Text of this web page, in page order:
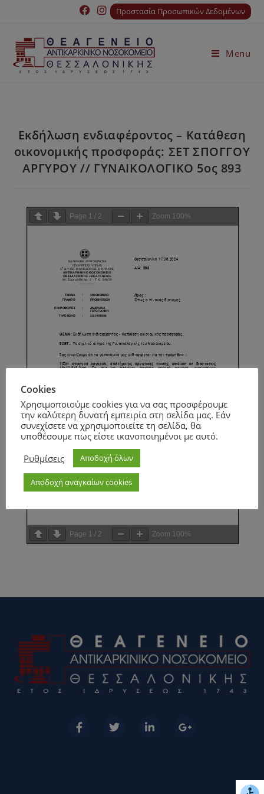
Προστασία Προσωπικών Δεδομένων
Menu
Εκδήλωση ενδιαφέροντος – Κατάθεση
οικονομικής προσφοράς: ΣΕΤ ΣΠΟΓΓΟΥ
ΑΡΓΥΡΟΥ // ΓΥΝΑΙΚΟΛΟΓΙΚΟ 5ος 893
Page 1 / 2 Zoom 100%
Page 1 / 2 Zoom 100%
Cookies
Χρησιμοποιούμε cookies για να σας προσφέρουμε
την καλύτερη δυνατή εμπειρία στη σελίδα μας. Εάν
συνεχίσετε να χρησιμοποιείτε τη σελίδα, θα
υποθέσουμε πως είστε ικανοποιημένοι με αυτό.
Ρυθμίσεις
Αποδοχή όλων
Αποδοχή αναγκαίων cookies